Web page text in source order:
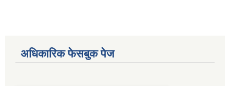
अधिकारिक फेसबुक पेज